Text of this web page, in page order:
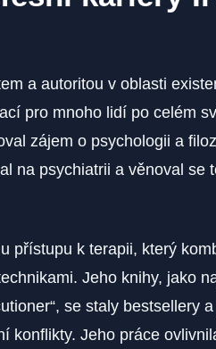
a autoritou v oblasti
pro mnoho lidí po celém
zájem o psychologii a
na psychiatrii a věnoval se
přístupu k terapii, který
Jeho knihy, jako
se staly bestsellery
konflikty. Jeho práce